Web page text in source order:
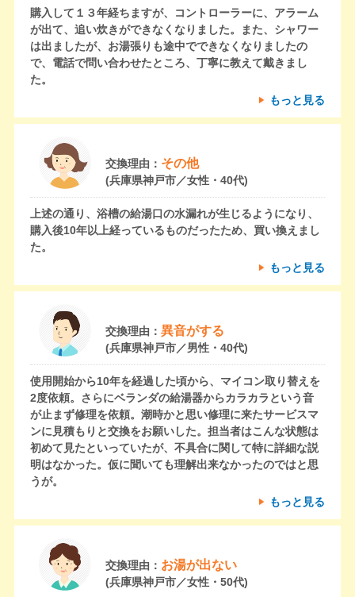
購入して１３年経ちますが、コントローラーに、アラーム
が出て、追い炊きができなくなりました。また、シャワー
は出ましたが、お湯張りも途中でできなくなりましたの
で、電話で問い合わせたところ、丁寧に教えて戴きまし
た。
もっと見る
交換理由： その他
(兵庫県神戸市／女性・40代)
上述の通り、浴槽の給湯口の水漏れが生じるようになり、
購入後10年以上経っているものだったため、買い換えまし
た。
もっと見る
交換理由： 異音がする
(兵庫県神戸市／男性・40代)
使用開始から10年を経過した頃から、マイコン取り替えを
2度依頼。さらにベランダの給湯器からカラカラという音
が止まず修理を依頼。潮時かと思い修理に来たサービスマ
ンに見積もりと交換をお願いした。担当者はこんな状態は
初めて見たといっていたが、不具合に関して特に詳細な説
明はなかった。仮に聞いても理解出来なかったのではと思
うが。
もっと見る
交換理由： お湯が出ない
(兵庫県神戸市／女性・50代)